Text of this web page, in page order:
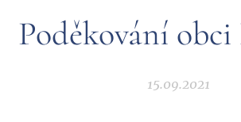
Poděkování obci
15.09.2021